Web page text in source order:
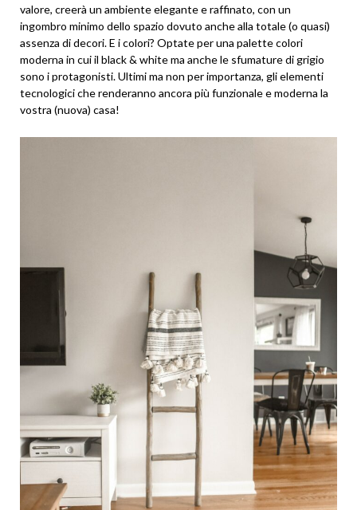
valore, creerà un ambiente elegante e raffinato, con un
ingombro minimo dello spazio dovuto anche alla totale (o quasi)
assenza di decori. E i colori? Optate per una palette colori
moderna in cui il black & white ma anche le sfumature di grigio
sono i protagonisti. Ultimi ma non per importanza, gli elementi
tecnologici che renderanno ancora più funzionale e moderna la
vostra (nuova) casa!